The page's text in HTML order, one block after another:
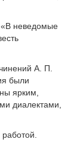
«В неведомые
А. П.
были
ярким,
диалектами,